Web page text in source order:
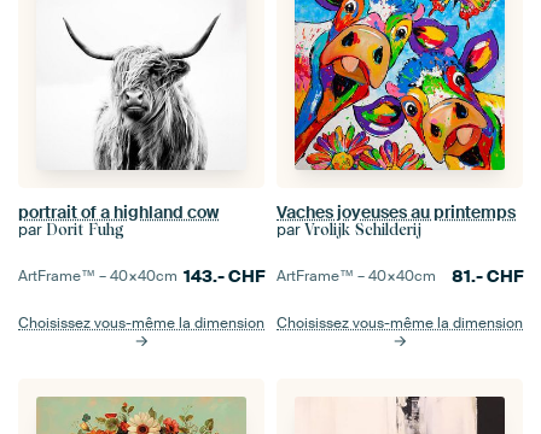
portrait of a highland cow
par Dorit Fuhg
ArtFrame™ –40×40cm 143.-CHF
Choisissez vous-même la dimension
Vaches joyeuses au printemps
par Vrolijk Schilderij
ArtFrame™ –40×40cm 81.-CHF
Choisissez vous-même la dimension